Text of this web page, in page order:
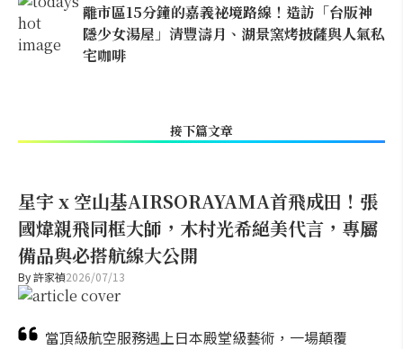
離市區15分鐘的嘉義祕境路線！造訪「台版神
隱少女湯屋」清豐濤月、湖景窯烤披薩與人氣私
宅咖啡
接下篇文章
星宇 x 空山基AIRSORAYAMA首飛成田！張
國煒親飛同框大師，木村光希絕美代言，專屬
備品與必搭航線大公開
By許家禎2026/07/13
當頂級航空服務遇上日本殿堂級藝術，一場顛覆